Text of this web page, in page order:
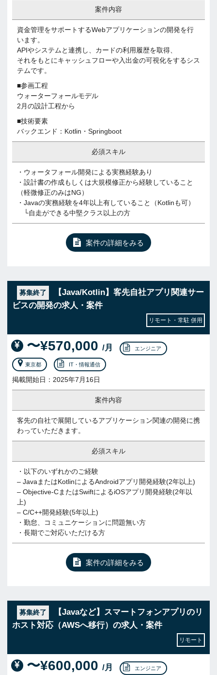
案件内容
資金管理をサポートするWebアプリケーションの開発を行
います。
APIやシステムと連携し、カードの利用履歴を取得、
それをもとにキャッシュフローや入出金の可視化をするシス
テムです。
■参画工程
ウォーターフォールモデル
2月の設計工程から
■技術要素
バックエンド：Kotlin・Springboot
必須スキル
・ウォータフォール開発による実務経験あり
・設計書の作成もしくは大規模修正から経験していること
（軽微修正のみはNG）
・Javaの実務経験を4年以上有していること（Kotlinも可）
└自走ができる中堅クラス以上の方
案件の詳細をみる
募集終了
【Java/Kotlin】客先自社アプリ関連サー
ビスの開発の求人・案件
リモート・常駐 併用
〜¥570,000 /月 エンジニア
東京都 IT・情報通信
掲載開始日：2025年7月16日
案件内容
客先の自社で展開しているアプリケーション関連の開発に携
わっていただきます。
必須スキル
・以下のいずれかのご経験
– JavaまたはKotlinによるAndroidアプリ開発経験(2年以上)
– Objective-CまたはSwiftによるiOSアプリ開発経験(2年以
上)
– C/C++開発経験(5年以上)
・勤怠、コミュニケーションに問題無い方
・長期でご対応いただける方
案件の詳細をみる
募集終了
【Javaなど】スマートフォンアプリのリ
ホスト対応（AWSへ移行）の求人・案件
リモート
〜¥600,000 /月 エンジニア